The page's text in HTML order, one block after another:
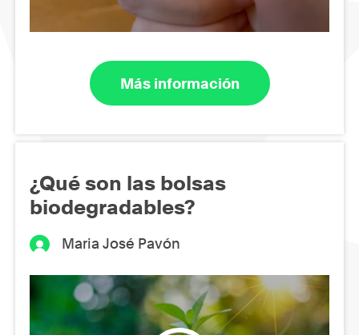
Más información
¿Qué son las bolsas
biodegradables?
Maria José Pavón